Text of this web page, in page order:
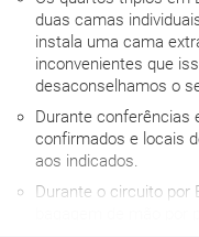
duas camas
instala uma cama
inconvenientes que
desaconselhamos o
Durante conferências
confirmados e locais
aos indicados.
Durante o circuito por